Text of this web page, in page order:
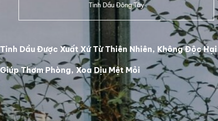
Tinh Dầu Đông Tây
Tinh Dầu Được Xuất Xứ Từ Thiên Nhiên, Không Độc Hại
Giúp Thơm Phòng, Xoa Dịu Mệt Mỏi